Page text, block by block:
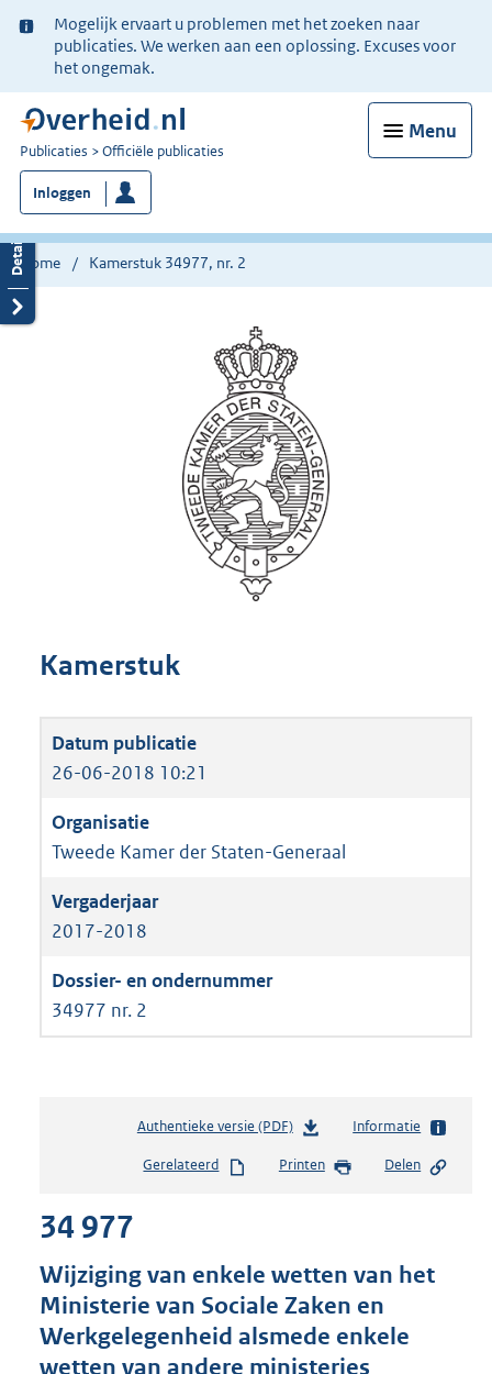
Ter
informatie:
Mogelijk ervaart u problemen met het zoeken naar
publicaties. We werken aan een oplossing. Excuses voor
het ongemak.
Menu
U
bent
nu
hier:
Publicaties Officiële publicaties
Inloggen
Home Kamerstuk 34977, nr. 2
Kamerstuk
26-06-2018 10:21
Tweede Kamer der Staten-Generaal
2017-2018
34977 nr. 2
Authentieke versie (PDF)b
s
s
g
r
o
Informatie
Gerelateerd Printen Delen
34 977
Wijziging van enkele wetten van het
Ministerie van Sociale Zaken en
Werkgelegenheid alsmede enkele
wetten van andere ministeries